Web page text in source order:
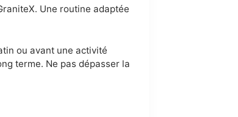
Une routine adaptée
ou avant une activité
terme. Ne pas dépasser la